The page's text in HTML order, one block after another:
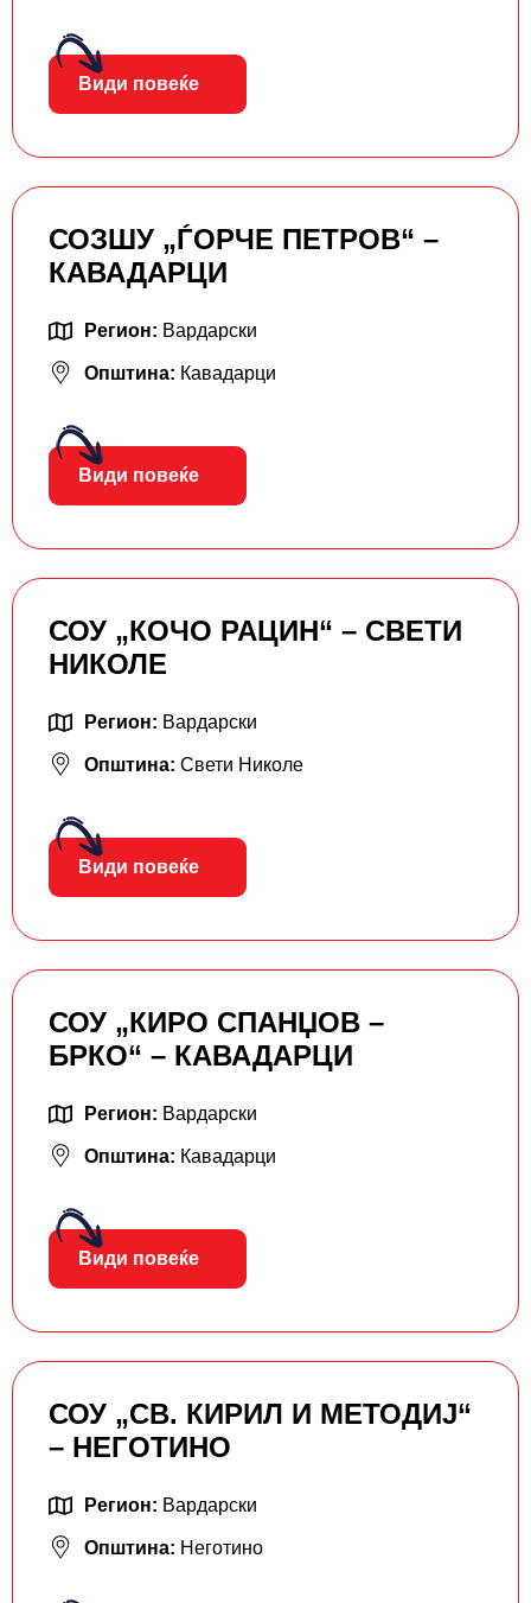
Види повеќе
СОЗШУ „ЃОРЧЕ ПЕТРОВ“ –
КАВАДАРЦИ
Регион: Вардарски
Општина: Кавадарци
Види повеќе
СОУ „КОЧО РАЦИН“ – СВЕТИ
НИКОЛЕ
Регион: Вардарски
Општина: Свети Николе
Види повеќе
СОУ „КИРО СПАНЏОВ –
БРКО“ – КАВАДАРЦИ
Регион: Вардарски
Општина: Кавадарци
Види повеќе
СОУ „СВ. КИРИЛ И МЕТОДИЈ“
– НЕГОТИНО
Регион: Вардарски
Општина: Неготино